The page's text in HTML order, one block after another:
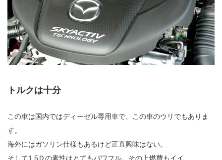
トルクは十分
この車は国内ではディーゼル専用車で、この車のウリでもありま
す。
海外にはガソリン仕様もあるけど正直興味はない。
そして1.5Ｄの素性はとてもパワフル。その上燃費もイイ